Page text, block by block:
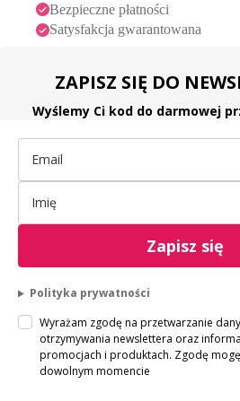
Bezpieczne płatności
Satysfakcja gwarantowana
ZAPISZ SIĘ DO
Wyślemy Ci kod do darmowej
Zapisz się
Polityka prywatności
Wyrażam zgodę na przetwarzanie
otrzymywania newslettera oraz
promocjach i produktach. Zgodę
dowolnym momencie